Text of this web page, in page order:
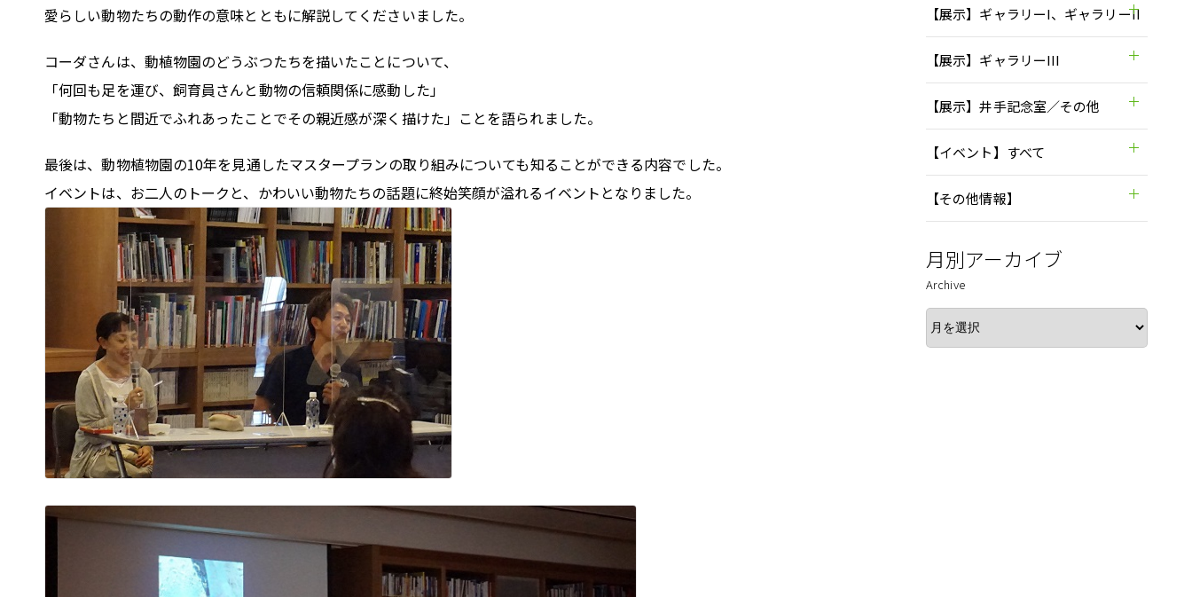
愛らしい動物たちの動作の意味とともに解説してくださいました。
コーダさんは、動植物園のどうぶつたちを描いたことについて、
「何回も足を運び、飼育員さんと動物の信頼関係に感動した」
「動物たちと間近でふれあったことでその親近感が深く描けた」ことを語られました。
最後は、動物植物園の10年を見通したマスタープランの取り組みについても知ることができる内容でした。
イベントは、お二人のトークと、かわいい動物たちの話題に終始笑顔が溢れるイベントとなりました。
【展示】ギャラリーI、ギャラリーII
【展示】ギャラリーIII
【展示】井手記念室／その他
【イベント】すべて
【その他情報】
月別アーカイブ
Archive